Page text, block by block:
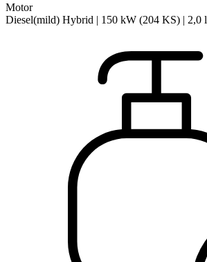
Motor
Diesel(mild) Hybrid | 150 kW (204 KS) | 2,0 l